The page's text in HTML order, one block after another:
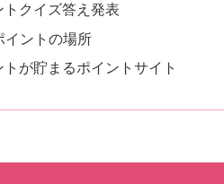
トクイズ答え発表
イントの場所
が貯まるポイントサイト